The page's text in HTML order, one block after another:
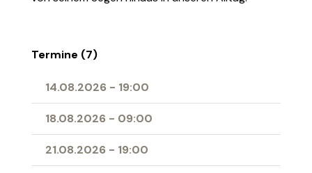
Termine (7)
14.08.2026 - 19:00
18.08.2026 - 09:00
21.08.2026 - 19:00